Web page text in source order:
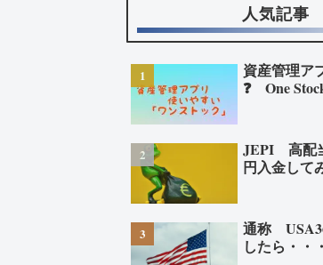
人気記事
資産管理
❓ One
JEPI 高配
円入金して
通称
したら・・・